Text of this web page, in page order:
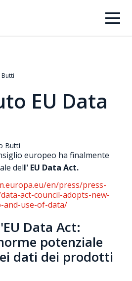
Butti
EU Data
Butti
europeo ha finalmente
dell' EU Data Act.
en/press/press-
act-council-adopts-new-
and-use-of-data/
Data Act:
potenziale
dati dei prodotti